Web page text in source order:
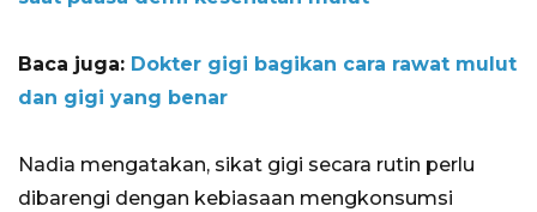
Baca juga: Dokter gigi bagikan cara rawat mulut
dan gigi yang benar
Nadia mengatakan, sikat gigi secara rutin perlu
dibarengi dengan kebiasaan mengkonsumsi